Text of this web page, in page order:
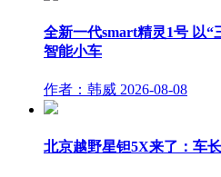
全新一代smart精灵1号 以
智能小车
作者：韩威 2026-08-08
北京越野星钽5X来了：车